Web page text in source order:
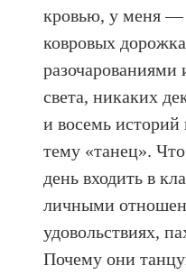
кровью, у меня —
ковровых
света, никаких
и восемь
тему «танец».
день входить в
личными
удовольствиях,
Почему они